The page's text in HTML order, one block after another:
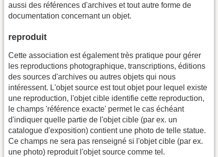
aussi des références d'archives et tout autre forme de
documentation concernant un objet.
reproduit
Cette association est également très pratique pour gérer
les reproductions photographique, transcriptions, éditions
des sources d'archives ou autres objets qui nous
intéressent. L'objet source est tout objet pour lequel existe
une reproduction, l'objet cible identifie cette reproduction,
le champs 'référence exacte' permet le cas échéant
d'indiquer quelle partie de l'objet cible (par ex. un
catalogue d'exposition) contient une photo de telle statue.
Ce champs ne sera pas renseigné si l'objet cible (par ex.
une photo) reproduit l'objet source comme tel.